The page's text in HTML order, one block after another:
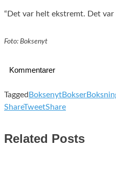
“Det var helt ekstremt. Det var
Foto: Boksenyt
Kommentarer
Tagged BoksenytBokser
ShareTweetShare
Related Posts